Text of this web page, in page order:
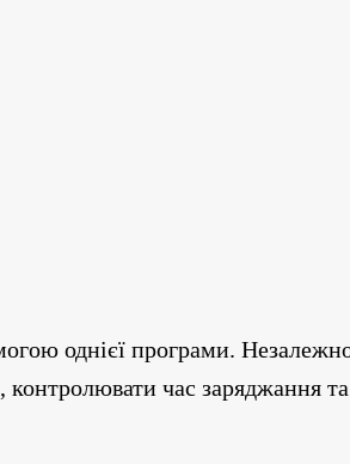
однієї програми.
час заряджання